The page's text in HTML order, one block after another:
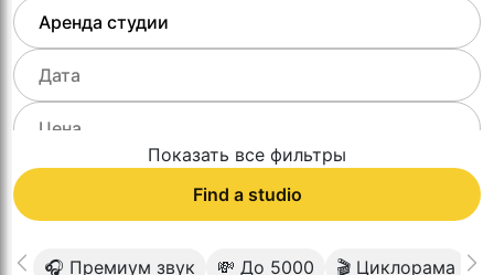
Показать все фильтры
Find a studio
🎧 Премиум звук 💸 До 5000 🎬 Циклорама